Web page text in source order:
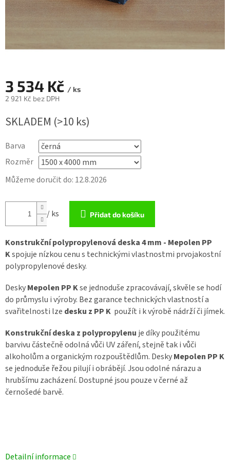
3 534 Kč / ks
2 921 Kč bez DPH
cena:
SKLADEM (>10 ks)
Barva
Rozměr
Můžeme doručit do: 12.8.2026
/ ks Přidat do košíku
Konstrukční polypropylenová deska 4 mm - Mepolen PP
Kspojuje nízkou cenu s technickými vlastnostmi prvojakostní
polypropylenové desky.
DeskyMepolen PP Kse jednoduše zpracovávají, skvěle se hodí
do průmyslu i výroby. Bez garance technických vlastností a
svařitelnosti lze desku z PP K použít i k výrobě nádrží či jímek.
Konstrukční deska z polypropylenu je díky použitému
barvivu částečně odolná vůči UV záření, stejně tak i vůči
alkoholům a organickým rozpouštědlům. DeskyMepolen PP K
se jednoduše řežou pilují i obrábějí. Jsou odolné nárazu a
hrubšímu zacházení. Dostupné jsou pouze v černé až
černošedé barvě.
Detailní informace